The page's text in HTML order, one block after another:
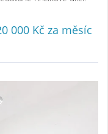
000 Kč za měsíc